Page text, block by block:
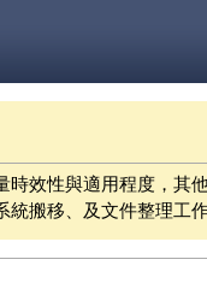
時效性與適用程度，其
統搬移、及文件整理工